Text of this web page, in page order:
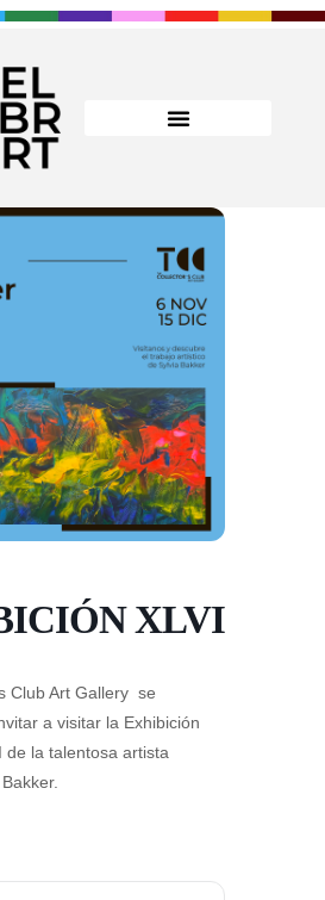
XLVI
Club Art Gallery se
a visitar la Exhibición
de la talentosa artista